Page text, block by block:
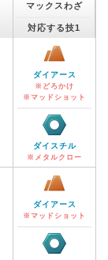
マックスわざ
対応する技1
ダイアース
※どろかけ
※マッドショット
ダイスチル
※メタルクロー
ダイアース
※マッドショット